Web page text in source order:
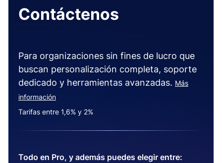
Contáctenos
Para organizaciones sin fines de lucro que
buscan personalización completa, soporte
dedicado y herramientas avanzadas. Más
información
Tarifas entre 1,6% y 2%
Todo en Pro, y además puedes elegir entre: